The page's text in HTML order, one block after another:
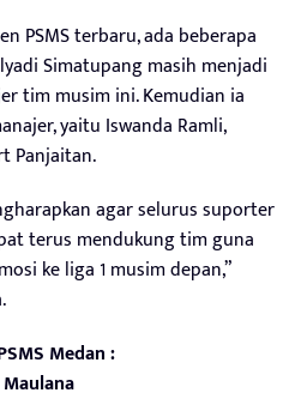
PSMS terbaru, ada beberapa
Simatupang masih menjadi
tim musim ini. Kemudian ia
yaitu Iswanda Ramli,
Panjaitan.
agar selurus suporter
terus mendukung tim guna
ke liga 1 musim depan,”
Medan :